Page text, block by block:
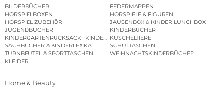
BILDERBÜCHER
FEDERMAPPEN
HÖRSPIELBOXEN
HÖRSPIELE & FIGUREN
HÖRSPIEL ZUBEHÖR
JAUSENBOX & KINDER LUNCHBOX
JUGENDBÜCHER
KINDERBÜCHER
KINDERGARTENRUCKSACK | KINDERGARTENBEUTEL
KUSCHELTIERE
SACHBÜCHER & KINDERLEXIKA
SCHULTASCHEN
TURNBEUTEL & SPORTTASCHEN
WEIHNACHTSKINDERBÜCHER
KLEIDER
Home & Beauty